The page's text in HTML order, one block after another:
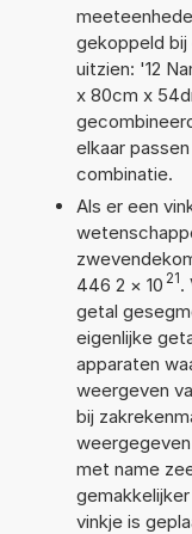
gekoppeld
uitzien: '12
x 80cm x
elkaar
combinatie.
Als er een
446 2 × 10 21.
getal
eigenlijke
apparaten
weergeven
bij
met name
vinkje is